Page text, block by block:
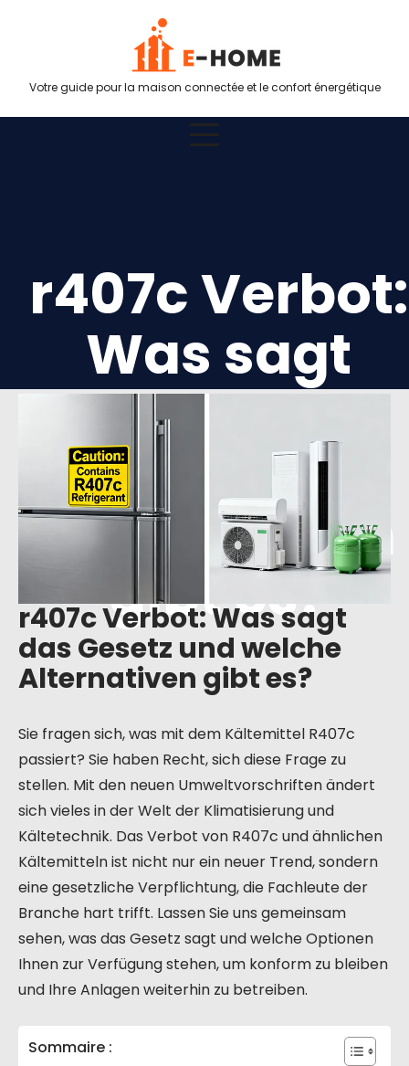
Votre guide pour la maison connectée et le confort énergétique
r407c Verbot:
Was sagt
das Gesetz
und welche
Alternativen
gibt es?
r407c Verbot: Was sagt
das Gesetz und welche
Alternativen gibt es?
Sie fragen sich, was mit dem Kältemittel R407c
passiert? Sie haben Recht, sich diese Frage zu
stellen. Mit den neuen Umweltvorschriften ändert
sich vieles in der Welt der Klimatisierung und
Kältetechnik. Das Verbot von R407c und ähnlichen
Kältemitteln ist nicht nur ein neuer Trend, sondern
eine gesetzliche Verpflichtung, die Fachleute der
Branche hart trifft. Lassen Sie uns gemeinsam
sehen, was das Gesetz sagt und welche Optionen
Ihnen zur Verfügung stehen, um konform zu bleiben
und Ihre Anlagen weiterhin zu betreiben.
Sommaire :